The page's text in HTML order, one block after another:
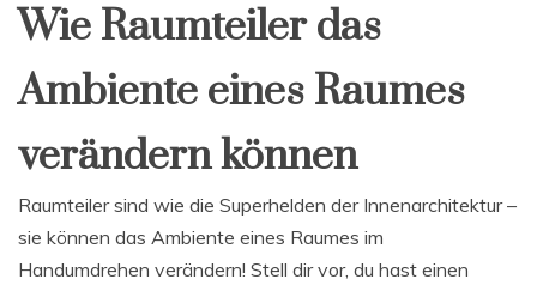
Wie Raumteiler das
Ambiente eines Raumes
verändern können
Raumteiler sind wie die Superhelden der Innenarchitektur –
sie können das Ambiente eines Raumes im
Handumdrehen verändern! Stell dir vor, du hast einen